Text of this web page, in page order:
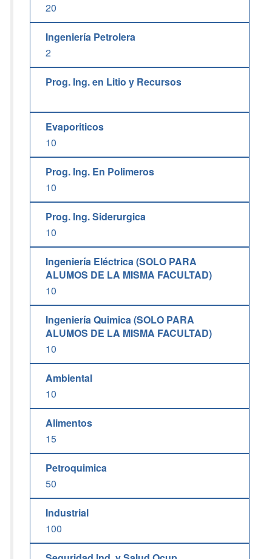
20
Ingeniería Petrolera
2
Prog. Ing. en Litio y Recursos
Evaporiticos
10
Prog. Ing. En Polimeros
10
Prog. Ing. Siderurgica
10
Ingeniería Eléctrica (SOLO PARA
ALUMOS DE LA MISMA FACULTAD)
10
Ingeniería Quimica (SOLO PARA
ALUMOS DE LA MISMA FACULTAD)
10
Ambiental
10
Alimentos
15
Petroquimica
50
Industrial
100